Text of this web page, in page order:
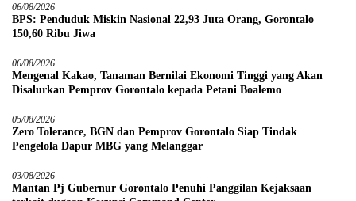
06/08/2026
BPS: Penduduk Miskin Nasional 22,93 Juta Orang, Gorontalo
150,60 Ribu Jiwa
06/08/2026
Mengenal Kakao, Tanaman Bernilai Ekonomi Tinggi yang Akan
Disalurkan Pemprov Gorontalo kepada Petani Boalemo
05/08/2026
Zero Tolerance, BGN dan Pemprov Gorontalo Siap Tindak
Pengelola Dapur MBG yang Melanggar
03/08/2026
Mantan Pj Gubernur Gorontalo Penuhi Panggilan Kejaksaan